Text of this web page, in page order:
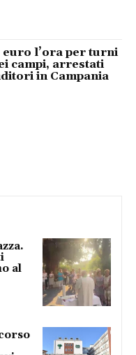
euro l’ora per turni
campi, arrestati
in Campania
al